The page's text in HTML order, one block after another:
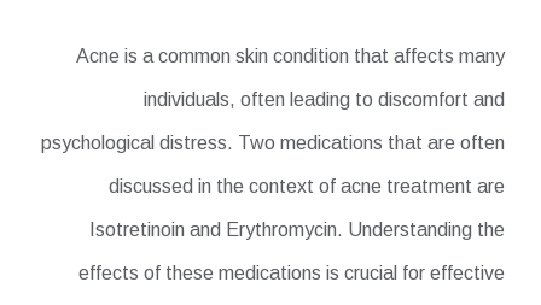
Acne is a common skin condition that affects many
individuals, often leading to discomfort and
psychological distress. Two medications that are often
discussed in the context of acne treatment are
Isotretinoin and Erythromycin. Understanding the
effects of these medications is crucial for effective